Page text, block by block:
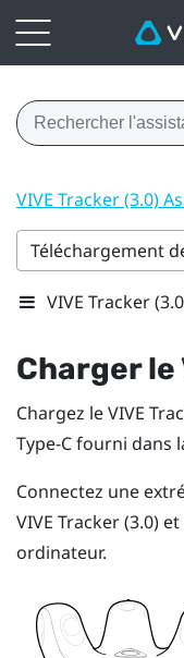
VIVE Tracker (3.0)
Téléchargement
VIVE Tracker
Charger le
Chargez leVIVE
Type-Cfourni dans
Connectez une
VIVE Tracker (3.0) et
ordinateur.